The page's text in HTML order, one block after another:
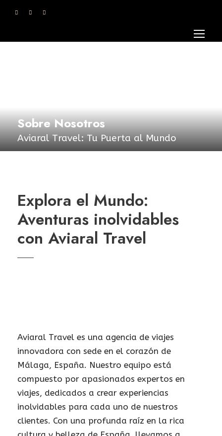
Sobre Nosotros
Aviaral Travel: Tu Puerta al Mundo
Explora el Mundo:
Aventuras inolvidables
con Aviaral Travel
Aviaral Travel es una agencia de viajes
innovadora con sede en el corazón de
Málaga, España. Nuestro equipo está
compuesto por apasionados expertos en
viajes, dedicados a crear experiencias
inolvidables para cada uno de nuestros
clientes. Con una profunda raíz en la rica